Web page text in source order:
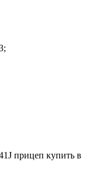
прицеп купить в